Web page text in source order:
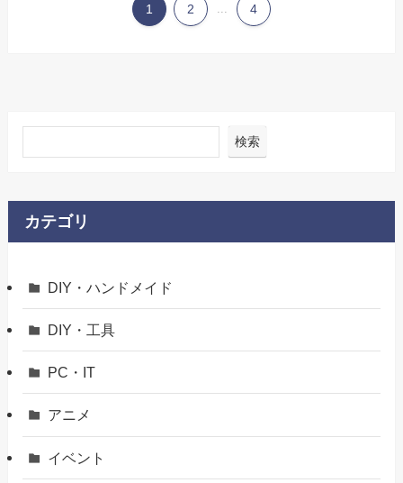
1 2 4
検索
カテゴリ
DIY・ハンドメイド
DIY・工具
PC・IT
アニメ
イベント